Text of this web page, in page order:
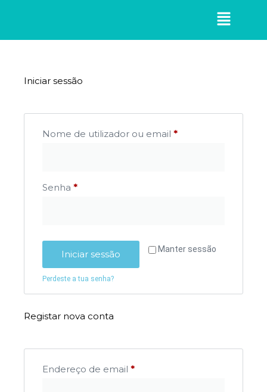
Iniciar sessão
Nome de utilizador ou email *
Senha *
Manter sessão
Iniciar sessão
Perdeste a tua senha?
Registar nova conta
Endereço de email *